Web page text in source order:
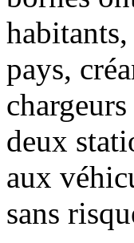
pays,
deux
aux
sans